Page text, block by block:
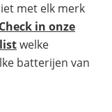
met elk merk
Check in onze
welke
batterijen van